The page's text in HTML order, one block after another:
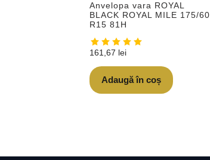
Anvelopa vara ROYAL
BLACK ROYAL MILE 175/60
R15 81H
161,67 lei
Adaugă în coș